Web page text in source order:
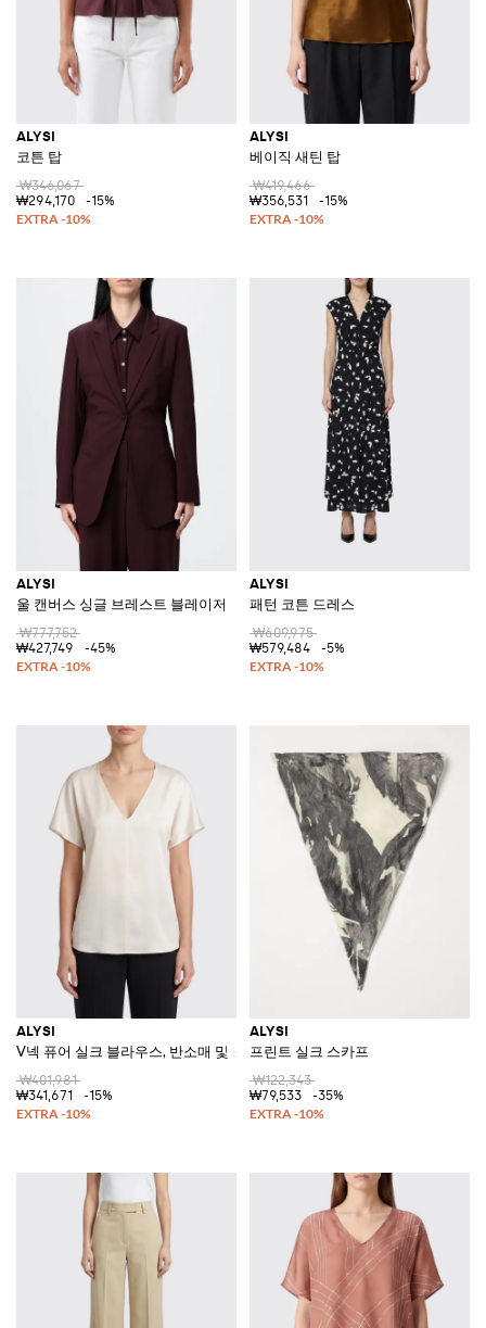
ALYSI
코튼 탑
₩346,067
₩294,170
-15%
ALYSI
베이직 새틴 탑
₩419,466
₩356,531
-15%
ALYSI
울 캔버스 싱글 브레스트 블레이저
₩777,752
₩427,749
-45%
ALYSI
패턴 코튼 드레스
₩609,975
₩579,484
-5%
ALYSI
V넥 퓨어 실크 블라우스, 반소매 및 스트레이트 컷
₩401,981
₩341,671
-15%
ALYSI
프린트 실크 스카프
₩122,343
₩79,533
-35%